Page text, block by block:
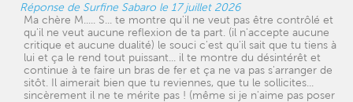
Réponse de Surfine Sabaro le 17 juillet 2026
Ma chère M..... S... te montre qu'il ne veut pas être contrôlé et
qu'il ne veut aucune reflexion de ta part. (il n'accepte aucune
critique et aucune dualité) le souci c'est qu'il sait que tu tiens à
lui et ça le rend tout puissant... il te montre du désintérêt et
continue à te faire un bras de fer et ça ne va pas s'arranger de
sitôt. Il aimerait bien que tu reviennes, que tu le sollicites...
sincèrement il ne te mérite pas ! (même si je n'aime pas poser